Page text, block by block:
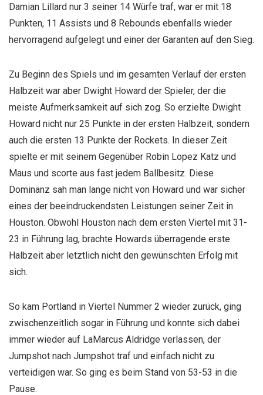
Damian Lillard nur 3 seiner 14 Würfe traf, war er mit 18
Punkten, 11 Assists und 8 Rebounds ebenfalls wieder
hervorragend aufgelegt und einer der Garanten auf den Sieg.
Zu Beginn des Spiels und im gesamten Verlauf der ersten
Halbzeit war aber Dwight Howard der Spieler, der die
meiste Aufmerksamkeit auf sich zog. So erzielte Dwight
Howard nicht nur 25 Punkte in der ersten Halbzeit, sondern
auch die ersten 13 Punkte der Rockets. In dieser Zeit
spielte er mit seinem Gegenüber Robin Lopez Katz und
Maus und scorte aus fast jedem Ballbesitz. Diese
Dominanz sah man lange nicht von Howard und war sicher
eines der beeindruckendsten Leistungen seiner Zeit in
Houston. Obwohl Houston nach dem ersten Viertel mit 31-
23 in Führung lag, brachte Howards überragende erste
Halbzeit aber letztlich nicht den gewünschten Erfolg mit
sich.
So kam Portland in Viertel Nummer 2 wieder zurück, ging
zwischenzeitlich sogar in Führung und konnte sich dabei
immer wieder auf LaMarcus Aldridge verlassen, der
Jumpshot nach Jumpshot traf und einfach nicht zu
verteidigen war. So ging es beim Stand von 53-53 in die
Pause.